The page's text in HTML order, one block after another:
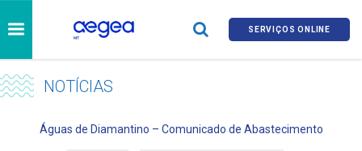
SERVIÇOS ONLINE
NOTÍCIAS
Águas de Diamantino – Comunicado de Abastecimento